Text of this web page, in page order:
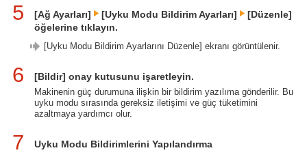
5 [Ağ Ayarları] [Uyku Modu Bildirim Ayarları]
[Düzenle]
öğelerine tıklayın.
[Uyku Modu Bildirim Ayarlarını Düzenle] ekranı görüntülenir.
6 [Bildir] onay kutusunu işaretleyin.
Makinenin güç durumuna ilişkin bir bildirim yazılıma gönderilir. Bu
uyku modu sırasında gereksiz iletişimi ve güç tüketimini
azaltmaya yardımcı olur.
7 Uyku Modu Bildirimlerini Yapılandırma